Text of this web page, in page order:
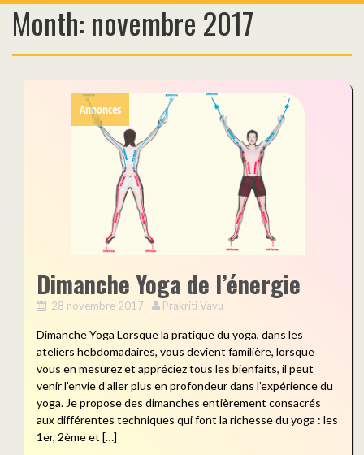
SkipMonth: novembre 2017
Annonces
Dimanche Yoga de l’énergie
28 novembre 2017 Prakriti Vayu
Dimanche Yoga Lorsque la pratique du yoga, dans les
ateliers hebdomadaires, vous devient familière, lorsque
vous en mesurez et appréciez tous les bienfaits, il peut
venir l’envie d’aller plus en profondeur dans l’expérience du
yoga. Je propose des dimanches entièrement consacrés
aux différentes techniques qui font la richesse du yoga : les
1er, 2ème et […]